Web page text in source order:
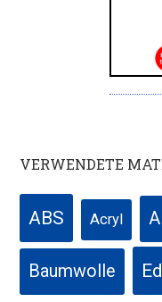
VERWENDETE
ABS Acryl
Baumwolle